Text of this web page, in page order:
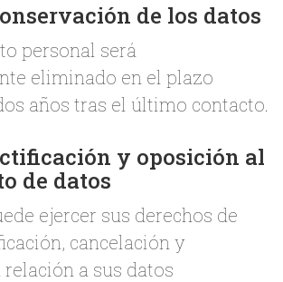
de los datos
personal será
eliminado en el plazo
años tras el último contacto.
y oposición al
de datos
ejercer sus derechos de
cancelación y
a sus datos